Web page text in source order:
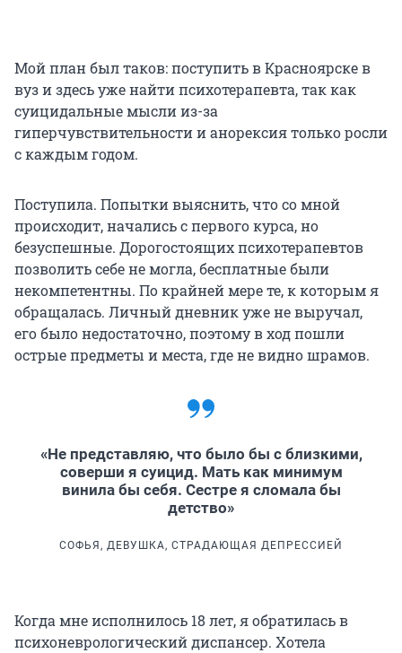
Мой план был таков: поступить в Красноярске в
вуз и здесь уже найти психотерапевта, так как
суицидальные мысли из-за
гиперчувствительности и анорексия только росли
с каждым годом.
Поступила. Попытки выяснить, что со мной
происходит, начались с первого курса, но
безуспешные. Дорогостоящих психотерапевтов
позволить себе не могла, бесплатные были
некомпетентны. По крайней мере те, к которым я
обращалась. Личный дневник уже не выручал,
его было недостаточно, поэтому в ход пошли
острые предметы и места, где не видно шрамов.
«Не представляю, что было бы с близкими,
соверши я суицид. Мать как минимум
винила бы себя. Сестре я сломала бы
детство»
СОФЬЯ, ДЕВУШКА, СТРАДАЮЩАЯ ДЕПРЕССИЕЙ
Когда мне исполнилось 18 лет, я обратилась в
психоневрологический диспансер. Хотела